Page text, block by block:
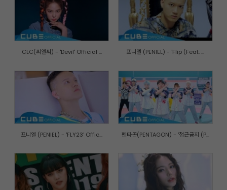
CLC(씨엘씨) - 'Devil' Official ... 프니엘 (PENIEL) - 'Flip (Feat. ...
프니엘 (PENIEL) - 'FLY23' Offic... 펜타곤(PENTAGON) - '접근금지 (P...